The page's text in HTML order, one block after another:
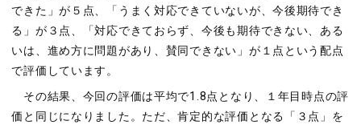
できた」が５点、「うまく対応できていないが、今後期待でき
る」が３点、「対応できておらず、今後も期待できない、ある
いは、進め方に問題があり、賛同できない」が１点という配点
で評価しています。
その結果、今回の評価は平均で1.8点となり、１年目時点の評
価と同じになりました。ただ、肯定的な評価となる「３点」を